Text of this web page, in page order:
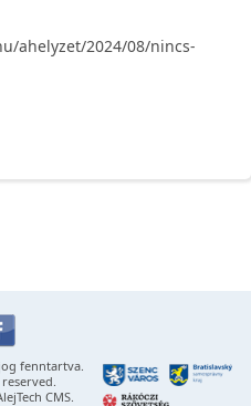
ahelyzet/2024/08/nincs-
fenntartva.
CMS.